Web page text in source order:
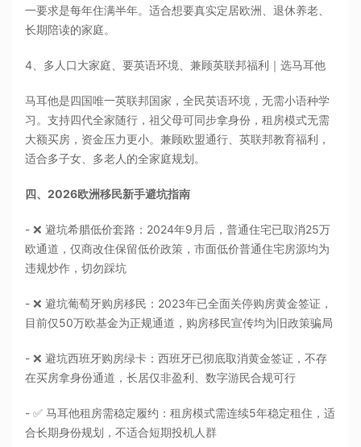
一要求是每年住满半年。适合想要真实定居欧洲、退休养老、
长期陪读的家庭。
4、多人口大家庭、要英语环境、兼顾英联邦福利｜选马耳他
马耳他是四国唯一英联邦国家，全民英语环境，无需小语种学
习。支持四代全家随行，祖父母可同步拿身份，租房模式无需
大额买房，资金压力更小。兼顾欧盟通行、英联邦教育福利，
适合多子女、多老人的全家庭规划。
四、2026欧洲移民新手避坑指南
- ❌ 避坑希腊低价套路：2024年9月后，普通住宅已取消25万
欧通道，仅商改住保留低价政策，市面低价普通住宅房源均为
违规炒作，切勿踩坑
- ❌ 避坑葡萄牙购房移民：2023年已全面关停购房黄金签证，
目前仅50万欧基金为正规通道，购房移民宣传均为旧政策骗局
- ❌ 避坑西班牙购房绿卡：西班牙已彻底取消黄金签证，不存
在买房拿身份通道，长居仅非盈利、数字游民合规可行
- ✅ 马耳他租房需稳定履约：租房模式需连续5年稳定租住，适
合长期身份规划，不适合短期投机人群